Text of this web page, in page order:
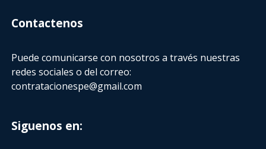
Contactenos
Puede comunicarse con nosotros a través nuestras
redes sociales o del correo:
contratacionespe@gmail.com
Siguenos en: